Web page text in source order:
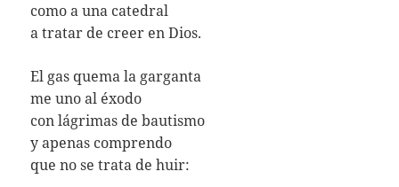
como a una catedral
a tratar de creer en Dios.
El gas quema la garganta
me uno al éxodo
con lágrimas de bautismo
y apenas comprendo
que no se trata de huir: